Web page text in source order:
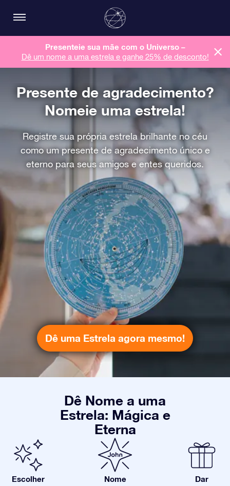
Presenteie sua mãe com o Universo –
Dê um nome a uma estrela e ganhe 25% de desconto!
Presente de agradecimento?
Nomeie uma estrela!
Registre sua própria estrela brilhante no céu
como um presente de agradecimento único e
eterno para seus amigos e entes queridos.
Dê uma Estrela agora mesmo!
Dê Nome a uma
Estrela: Mágica e
Eterna
Escolher Nome Dar